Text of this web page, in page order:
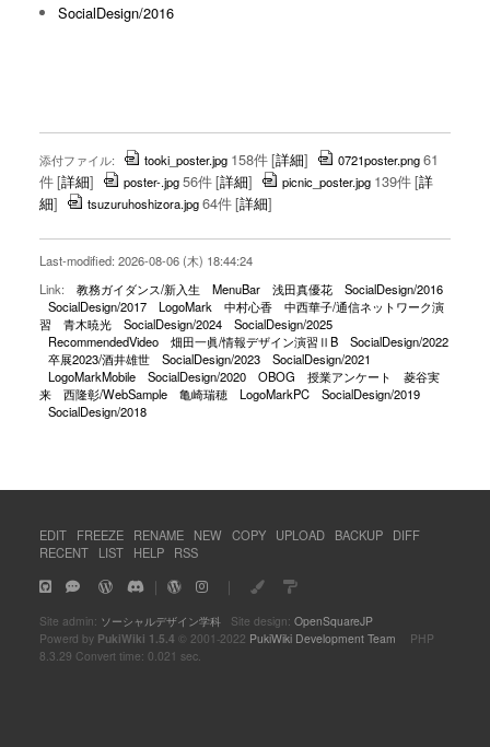
SocialDesign/2016
添付ファイル: tooki_poster.jpg 158件[詳細] 0721poster.png61
件[詳細] poster-.jpg56件[詳細] picnic_poster.jpg 139件[詳
細] tsuzuruhoshizora.jpg64件[詳細]
Last-modified: 2026-08-06 (木) 18:44:24
Link:
教務ガイダンス/新入生 MenuBar 浅田真優花
SocialDesign/2016
SocialDesign/2017
LogoMark 中村心香
中西華子/通信ネットワーク演
習
青木暁光 SocialDesign/2024
SocialDesign/2025
RecommendedVideo
畑田一眞/情報デザイン演習ⅡB
SocialDesign/2022
卒展2023/酒井雄世
SocialDesign/2023
SocialDesign/2021
LogoMarkMobile
SocialDesign/2020 OBOG 授業アンケート
菱谷実
来
西隆彰/WebSample 亀崎瑞穂 LogoMarkPC
SocialDesign/2019
SocialDesign/2018
EDIT FREEZE RENAME NEW COPY UPLOAD BACKUP
DIFF
RECENT
LIST HELP RSS
｜ ｜
Site admin: ソーシャルデザイン学科Site design: OpenSquareJP
Powerd by PukiWiki 1.5.4 © 2001-2022 PukiWiki Development Team PHP
8.3.29 Convert time: 0.021 sec.